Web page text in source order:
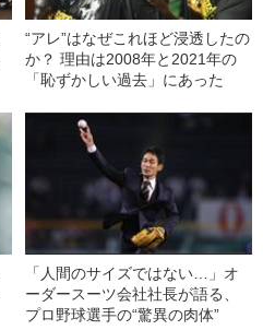
“アレ”はなぜこれほど浸透したの
か？ 理由は2008年と2021年の
「恥ずかしい過去」にあった
「人間のサイズではない…」オ
ーダースーツ会社社長が語る、
プロ野球選手の“驚異の肉体”